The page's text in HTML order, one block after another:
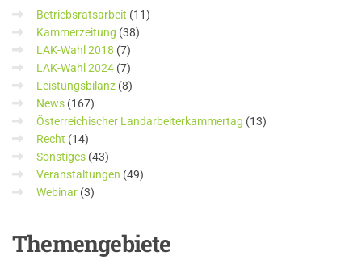
Betriebsratsarbeit (11)
Kammerzeitung (38)
LAK-Wahl 2018 (7)
LAK-Wahl 2024 (7)
Leistungsbilanz (8)
News (167)
Österreichischer Landarbeiterkammertag (13)
Recht (14)
Sonstiges (43)
Veranstaltungen (49)
Webinar (3)
Themengebiete